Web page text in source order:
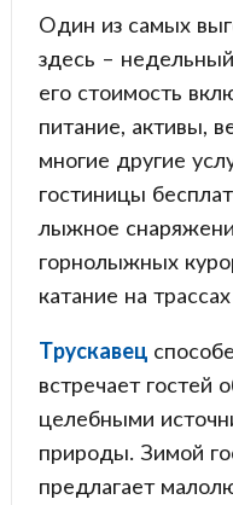
Один из самых
здесь –
его стоимость
питание, активы,
многие другие
гостиницы
лыжное
горнолыжных
катание на
Трускавец
встречает гостей
целебными
природы. Зимой
предлагает